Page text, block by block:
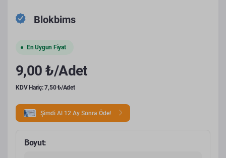
Blokbims
En Uygun Fiyat
9,00 ₺/Adet
KDV Hariç: 7,50 ₺/Adet
Şimdi Al 12 Ay Sonra Öde!
Boyut: